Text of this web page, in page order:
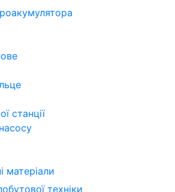
станції
матеріали
техніки